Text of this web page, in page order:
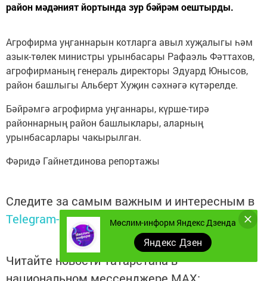
район мәдәният йортында зур бәйрәм оештырды.
Агрофирма уңганнарын котларга авыл хуҗалыгы һәм
азык-төлек министры урынбасары Рафаэль Фәттахов,
агрофирманың генераль директоры Эдуард Юнысов,
район башлыгы Альберт Хуҗин сәхнәгә күтәрелде.
Бәйрәмгә агрофирма уңганнары, күрше-тирә
районнарның район башлыклары, аларның
урынбасарлары чакырылган.
Фәридә Гайнетдинова репортажы
Следите за самым важным и интересным в
Telegram-канале
Татмедиа
Читайте новости Татарстана в
Мөслим-информ Яндекс Дзенда
Яндекс Дзен